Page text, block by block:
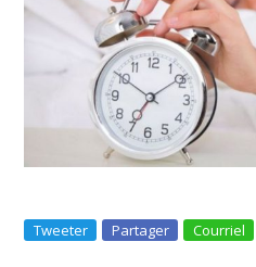
Tweeter Partager Courriel